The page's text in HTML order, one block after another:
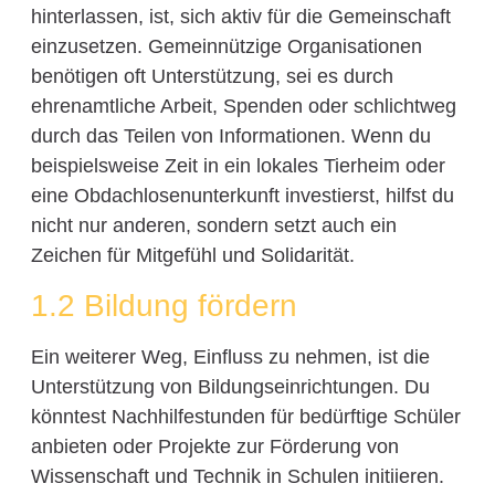
hinterlassen, ist, sich aktiv für die Gemeinschaft
einzusetzen. Gemeinnützige Organisationen
benötigen oft Unterstützung, sei es durch
ehrenamtliche Arbeit, Spenden oder schlichtweg
durch das Teilen von Informationen. Wenn du
beispielsweise Zeit in ein lokales Tierheim oder
eine Obdachlosenunterkunft investierst, hilfst du
nicht nur anderen, sondern setzt auch ein
Zeichen für Mitgefühl und Solidarität.
1.2 Bildung fördern
Ein weiterer Weg, Einfluss zu nehmen, ist die
Unterstützung von Bildungseinrichtungen. Du
könntest Nachhilfestunden für bedürftige Schüler
anbieten oder Projekte zur Förderung von
Wissenschaft und Technik in Schulen initiieren.